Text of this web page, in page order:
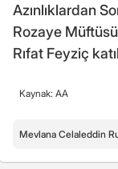
Azınlıklardan
Rozaye
Rıfat Feyziç
Kaynak: AA
Mevlana Celaleddin